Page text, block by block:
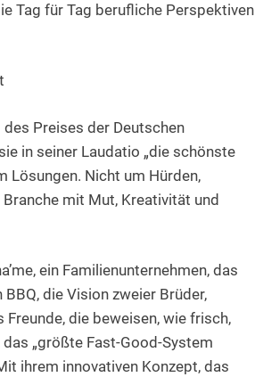
Tag für Tag berufliche Perspektiven
Preises der Deutschen
in seiner Laudatio „die schönste
Lösungen. Nicht um Hürden,
mit Mut, Kreativität und
ein Familienunternehmen, das
die Vision zweier Brüder,
die beweisen, wie frisch,
„größte Fast-Good-System
ihrem innovativen Konzept, das